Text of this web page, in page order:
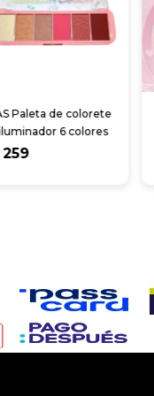
Paleta de colorete
6 colores
259